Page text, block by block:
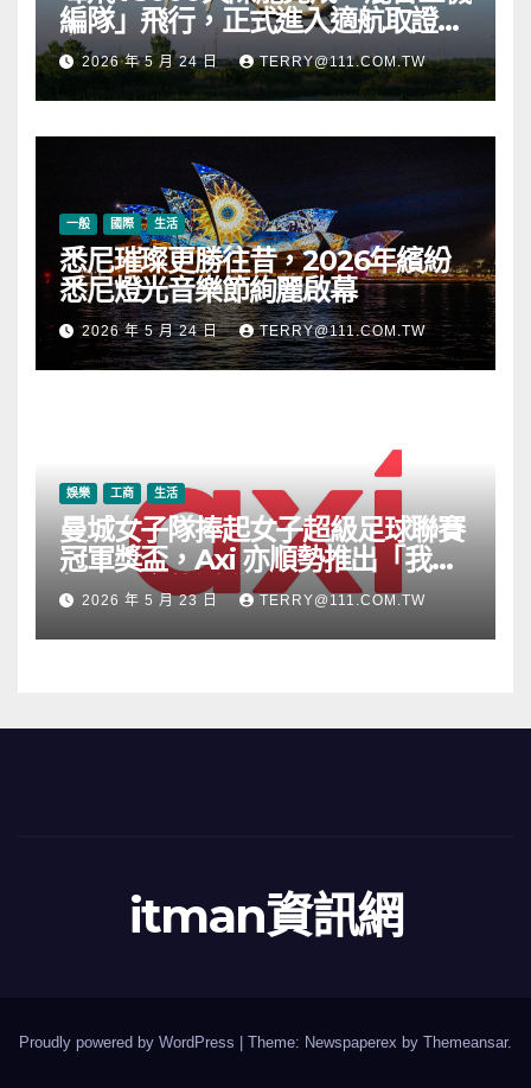
編隊」飛行，正式進入適航取證階
段2026 年 5 月 24 日 TERRY@111.COM.TW
一般 國際 生活
悉尼璀璨更勝往昔，2026年繽紛
悉尼燈光音樂節絢麗啟幕
2026 年 5 月 24 日 TERRY@111.COM.TW
娛樂 工商 生活
曼城女子隊捧起女子超級足球聯賽
冠軍獎盃，Axi 亦順勢推出「我的
根源」宣傳活動
2026 年 5 月 23 日 TERRY@111.COM.TW
itman資訊網
Proudly powered by WordPress Theme: Newspaperex by Themeansar.